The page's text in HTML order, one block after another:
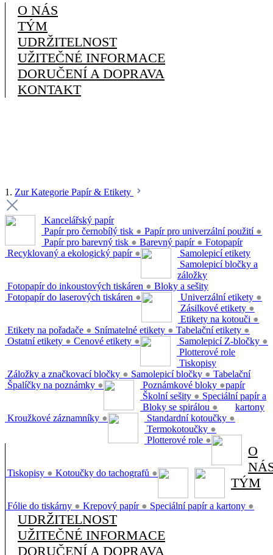
O NÁS
TÝM
UDRŽITELNOST
UŽITEČNÉ INFORMACE
DORUČENÍ A DOPRAVA
KONTAKT
1. Zur Kategorie Papír & Etikety
Kancelářský papír
Papír pro černobílý tisk ● Papír pro univerzální použití ●
Papír pro barevný tisk ● Barevný papír ●
Recyklovaný a ekologický papír ●
Fotopapír
Fotopapír do inkoustových tiskáren ●
Fotopapír do laserových tiskáren ●
Samolepicí etikety
Univerzální etikety ●
Zásilkové etikety ●
Etikety na kotouči ●
Etikety na pořadače ● Snímatelné etikety ● Tabelační etikety ●
Ostatní etikety ● Cenové etikety ●
Samolepicí bločky a
záložky
Samolepicí Z-bločky ●
Záložky a značkovací bločky ● Samolepicí bločky ●
Špalíčky na poznámky ●
Bloky a sešity
Poznámkové bloky ●
Školní sešity ●
Bloky se spirálou ●
Kroužkové záznamníky ●
Plotterové role
Standardní kotoučky ●
Termokotoučky ●
Plotterové role ●
Tiskopisy
Tiskopisy ● Kotoučky do tachografů ●
Tabelační
papír
Speciální papír a
kartony
Fólie do tiskárny ● Krepový papír ● Speciální papír a kartony ●
O
TÝM
UDRŽITELNOST
UŽITEČNÉ INFORMACE
DORUČENÍ A DOPRAVA